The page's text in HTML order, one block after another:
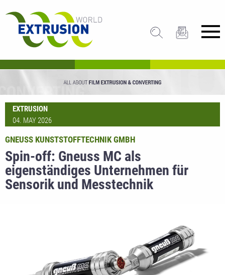
EXTRUSION
04. MAY 2026
Spin-off: Gneuss MC als
eigenständiges Unternehmen für
Sensorik und Messtechnik
GNEUSS KUNSTSTOFFTECHNIK GMBH